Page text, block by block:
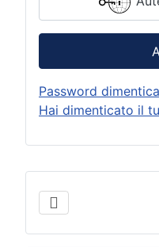
Password
Hai dimenticato il